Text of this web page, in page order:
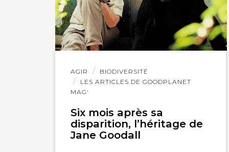
Vous
armées
Celle du
De cet
organisent
à la chasse
AGIR
BIODIVERSITÉ
LES ARTICLES DE GOODPLANET
MAG'
Six mois après sa
disparition, l’héritage de
Jane Goodall
Lire
l'article